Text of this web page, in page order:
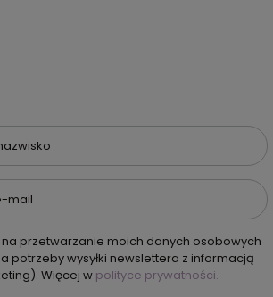
mail
przetwarzanie moich danych osobowych
potrzeby wysyłki newslettera z informacją
Więcej w polityce prywatności.